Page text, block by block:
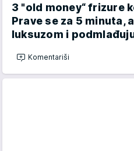
3 "old money“ frizure
Prave se za 5 minuta,
luksuzom i
Komentariši